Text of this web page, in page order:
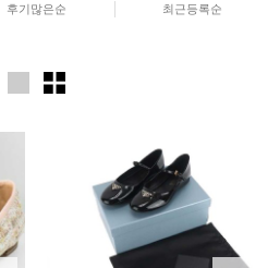
후기많은순 최근등록순